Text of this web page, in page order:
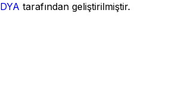
tarafından geliştirilmiştir.